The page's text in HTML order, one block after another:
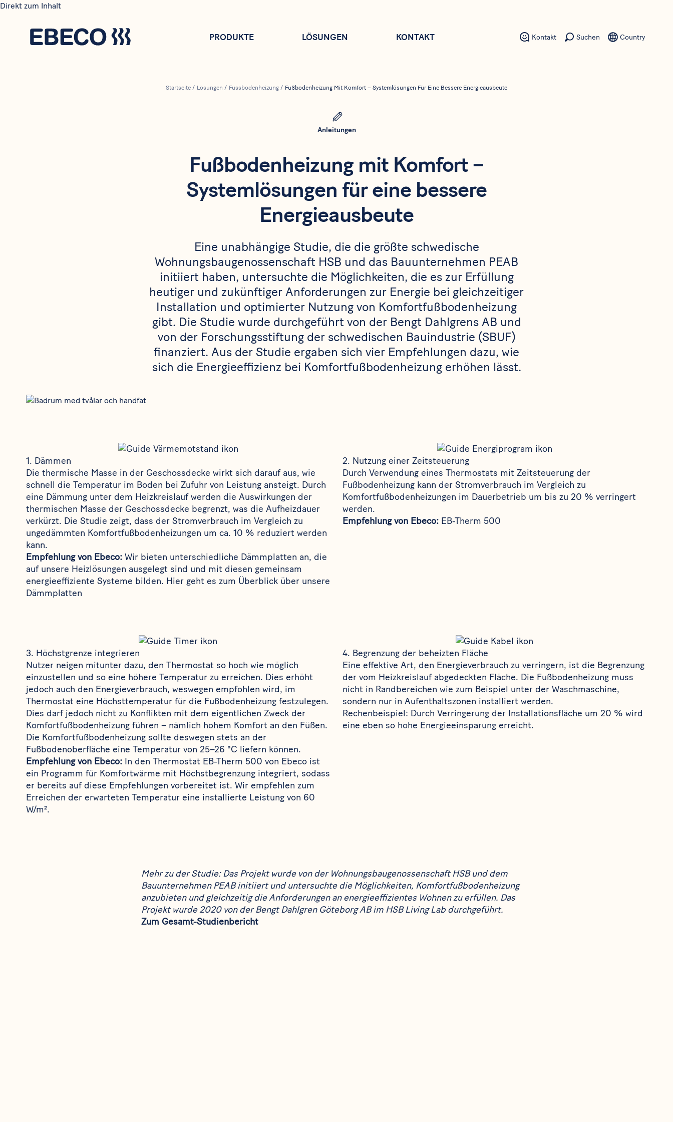
Direkt zum Inhalt
PRODUKTE LÖSUNGEN KONTAKT Kontakt Suchen Country
Startseite / Lösungen / Fussbodenheizung / Fußbodenheizung Mit Komfort – Systemlösungen Für Eine Bessere Energieausbeute
Anleitungen
Fußbodenheizung mit Komfort –
Systemlösungen für eine bessere
Energieausbeute
Eine unabhängige Studie, die die größte schwedische
Wohnungsbaugenossenschaft HSB und das Bauunternehmen PEAB
initiiert haben, untersuchte die Möglichkeiten, die es zur Erfüllung
heutiger und zukünftiger Anforderungen zur Energie bei gleichzeitiger
Installation und optimierter Nutzung von Komfortfußbodenheizung
gibt. Die Studie wurde durchgeführt von der Bengt Dahlgrens AB und
von der Forschungsstiftung der schwedischen Bauindustrie (SBUF)
finanziert. Aus der Studie ergaben sich vier Empfehlungen dazu, wie
sich die Energieeffizienz bei Komfortfußbodenheizung erhöhen lässt.
1. Dämmen
Die thermische Masse in der Geschossdecke wirkt sich darauf aus, wie
schnell die Temperatur im Boden bei Zufuhr von Leistung ansteigt. Durch
eine Dämmung unter dem Heizkreislauf werden die Auswirkungen der
thermischen Masse der Geschossdecke begrenzt, was die Aufheizdauer
verkürzt. Die Studie zeigt, dass der Stromverbrauch im Vergleich zu
ungedämmten Komfortfußbodenheizungen um ca. 10 % reduziert werden
kann.
Empfehlung von Ebeco: Wir bieten unterschiedliche Dämmplatten an, die
auf unsere Heizlösungen ausgelegt sind und mit diesen gemeinsam
energieeffiziente Systeme bilden. Hier geht es zum Überblick über unsere
Dämmplatten
2. Nutzung einer Zeitsteuerung
Durch Verwendung eines Thermostats mit Zeitsteuerung der
Fußbodenheizung kann der Stromverbrauch im Vergleich zu
Komfortfußbodenheizungen im Dauerbetrieb um bis zu 20 % verringert
werden.
Empfehlung von Ebeco: EB-Therm 500
3. Höchstgrenze integrieren
Nutzer neigen mitunter dazu, den Thermostat so hoch wie möglich
einzustellen und so eine höhere Temperatur zu erreichen. Dies erhöht
jedoch auch den Energieverbrauch, weswegen empfohlen wird, im
Thermostat eine Höchsttemperatur für die Fußbodenheizung festzulegen.
Dies darf jedoch nicht zu Konflikten mit dem eigentlichen Zweck der
Komfortfußbodenheizung führen – nämlich hohem Komfort an den Füßen.
Die Komfortfußbodenheizung sollte deswegen stets an der
Fußbodenoberfläche eine Temperatur von 25–26 °C liefern können.
Empfehlung von Ebeco: In den Thermostat EB-Therm 500 von Ebeco ist
ein Programm für Komfortwärme mit Höchstbegrenzung integriert, sodass
er bereits auf diese Empfehlungen vorbereitet ist. Wir empfehlen zum
Erreichen der erwarteten Temperatur eine installierte Leistung von 60
W/m².
4. Begrenzung der beheizten Fläche
Eine effektive Art, den Energieverbrauch zu verringern, ist die Begrenzung
der vom Heizkreislauf abgedeckten Fläche. Die Fußbodenheizung muss
nicht in Randbereichen wie zum Beispiel unter der Waschmaschine,
sondern nur in Aufenthaltszonen installiert werden.
Rechenbeispiel: Durch Verringerung der Installationsfläche um 20 % wird
eine eben so hohe Energieeinsparung erreicht.
Mehr zu der Studie: Das Projekt wurde von der Wohnungsbaugenossenschaft HSB und dem
Bauunternehmen PEAB initiiert und untersuchte die Möglichkeiten, Komfortfußbodenheizung
anzubieten und gleichzeitig die Anforderungen an energieeffizientes Wohnen zu erfüllen. Das
Projekt wurde 2020 von der Bengt Dahlgren Göteborg AB im HSB Living Lab durchgeführt.
Zum Gesamt-Studienbericht